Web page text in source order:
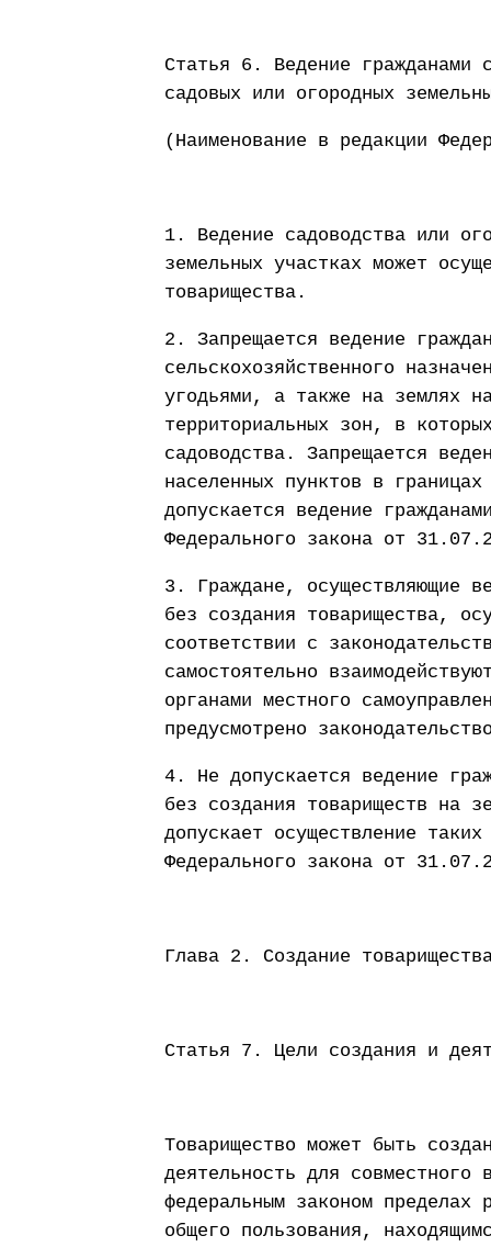
Статья 6. Ведение гражданами
садовых или огородных
(Наименование в редакции
1. Ведение садоводства или
земельных участках может
товарищества.
2. Запрещается ведение
сельскохозяйственного
угодьями, а также на землях
территориальных зон, в
садоводства. Запрещается
населенных пунктов в
допускается ведение
Федерального закона от
3. Граждане, осуществляющие
без создания товарищества,
соответствии с
самостоятельно
органами местного
предусмотрено
4. Не допускается ведение
без создания товариществ на
допускает осуществление
Федерального закона от
Глава 2. Создание
Статья 7. Цели создания и
Товарищество может быть
деятельность для совместного
федеральным законом пределах
общего пользования,